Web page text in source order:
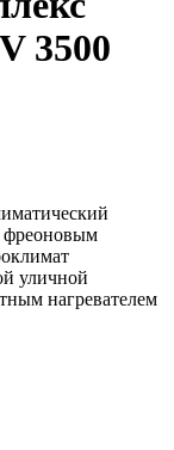
3500
фреоновым
уличной
нагревателем